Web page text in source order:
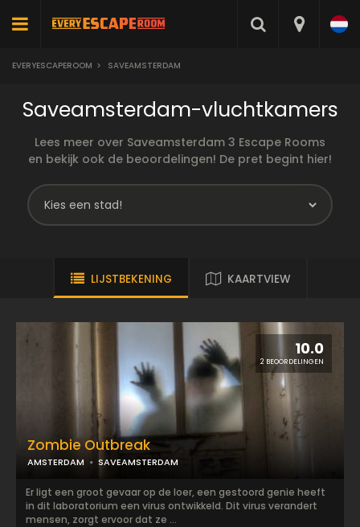
EVERYESCAPEROOM > SAVEAMSTERDAM
Saveamsterdam-vluchtkamers
Lees meer over Saveamsterdam 3 Escape Rooms
en bekijk ook de beoordelingen! De pret begint hier!
LIJSTBEKENING KAARTVIEW
10.0
2 BEOORDELINGEN
Zombie Outbreak
AMSTERDAM SAVEAMSTERDAM
Er ligt een groot gevaar op de loer, een gestoord genie heeft
in dit laboratorium een virus ontwikkeld. Dit virus verandert
mensen, zorgt ervoor dat ze ...